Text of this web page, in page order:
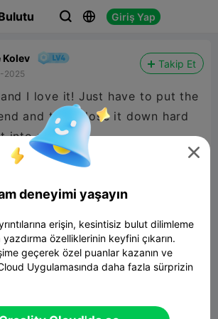
  Giriş Yap
Kolev
2025
Takip Et
I love it! Just have to put the
and then close it down hard
into place. :)

deneyimi yaşayın
erişin, kesintisiz bulut dilimleme
özelliklerinin keyfini çıkarın.
geçerek özel puanlar kazanın ve
Uygulamasında daha fazla sürprizin